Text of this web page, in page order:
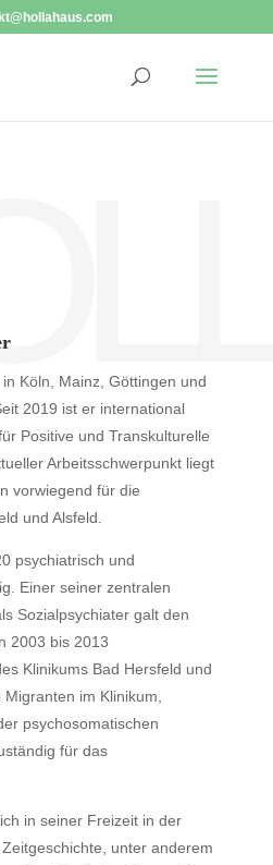
Köln, Mainz, Göttingen und
2019 ist er international
Positive und Transkulturelle
Arbeitsschwerpunkt liegt
vorwiegend für die
und Alsfeld.
psychiatrisch und
Einer seiner zentralen
Sozialpsychiater galt den
2003 bis 2013
Klinikums Bad Hersfeld und
im Klinikum,
psychosomatischen
für das
in seiner Freizeit in der
unter anderem